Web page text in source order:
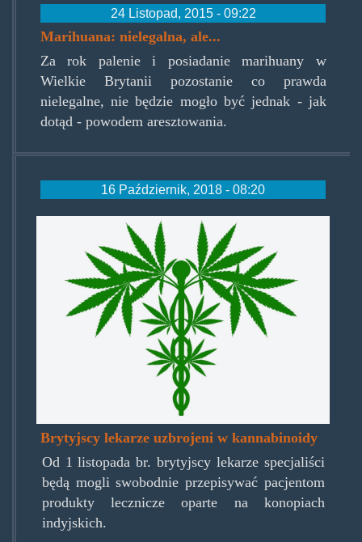
24 Listopad, 2015 - 09:22
Marihuana: nielegalna, ale...
Za rok palenie i posiadanie marihuany w
Wielkie Brytanii pozostanie co prawda
nielegalne, nie będzie mogło być jednak - jak
dotąd - powodem aresztowania.
16 Październik, 2018 - 08:20
medmjeskulap.jpg
Brytyjscy lekarze uzbrojeni w kannabinoidy
Od 1 listopada br. brytyjscy lekarze specjaliści
będą mogli swobodnie przepisywać pacjentom
produkty lecznicze oparte na konopiach
indyjskich.